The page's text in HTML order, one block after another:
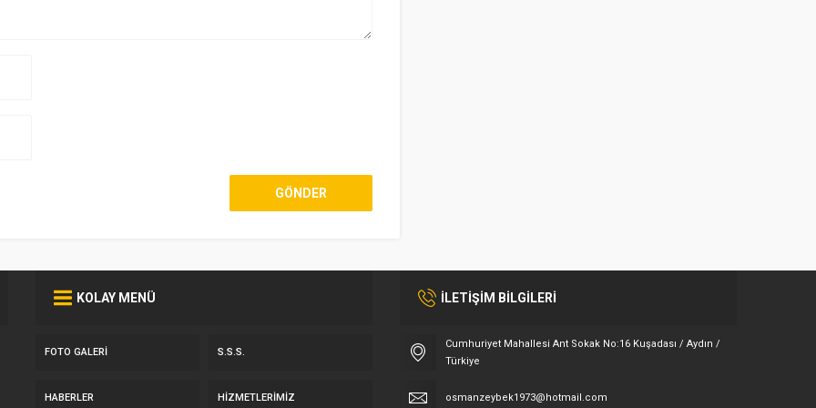
KOLAY MENÜ
FOTO GALERI S.S.S.
HABERLER HIZMETLERIMIZ
İLETİŞİM BİLGİLERİ
Cumhuriyet Mahallesi Ant Sokak No:16 Kuşadası / Aydın /
Türkiye
osmanzeybek1973@hotmail.com